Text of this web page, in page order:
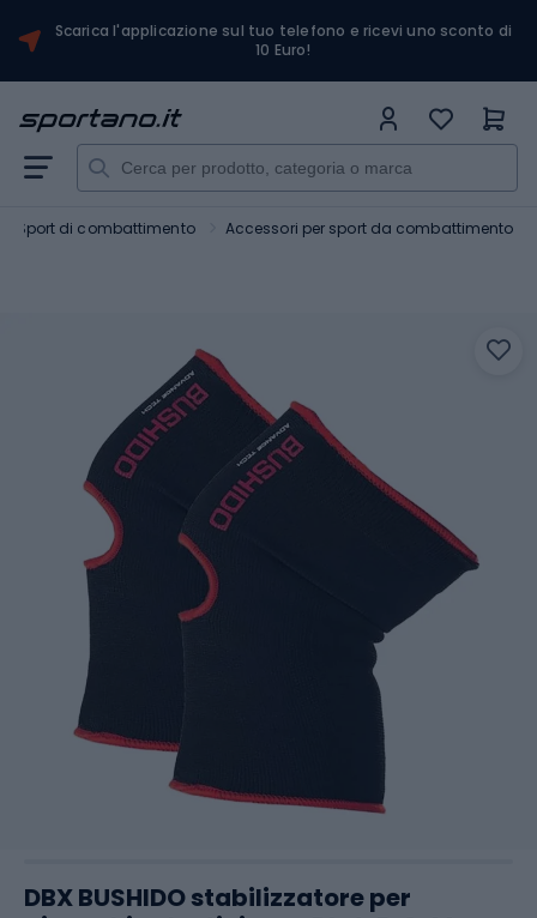
Scarica l'applicazione sul tuo telefono e ricevi uno sconto di
10 Euro!
Sport di combattimento Accessori per sport da combattimento
DBX BUSHIDO stabilizzatore per